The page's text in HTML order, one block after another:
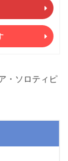
・ソロティピ